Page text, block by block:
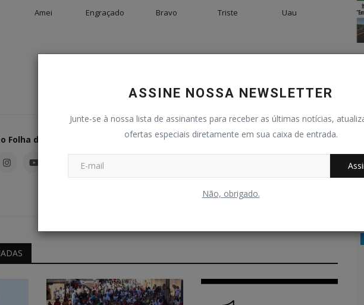
ASSINE NOSSA NEWSLETTER
Junte-se à nossa lista de assinantes para receber as últimas notícias,
ofertas especiais diretamente em sua caixa de entrada.
Não, obrigado.
Amei Engraçado Bravo Triste Uau
Folha do Povo